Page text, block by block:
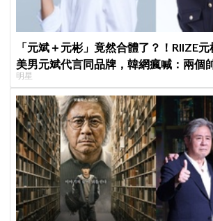
「元斌＋元彬」竟然合體了？！RIIZE
美男元斌代言同品牌，韓網瘋喊：兩個
明星